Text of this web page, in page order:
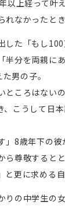
以上経って叶
なかったとき
した「もし
半分を両親に
男の子。
ところはない
、こうして日
」8歳年下の
ら尊敬すると
更に求める自
の中学生の女